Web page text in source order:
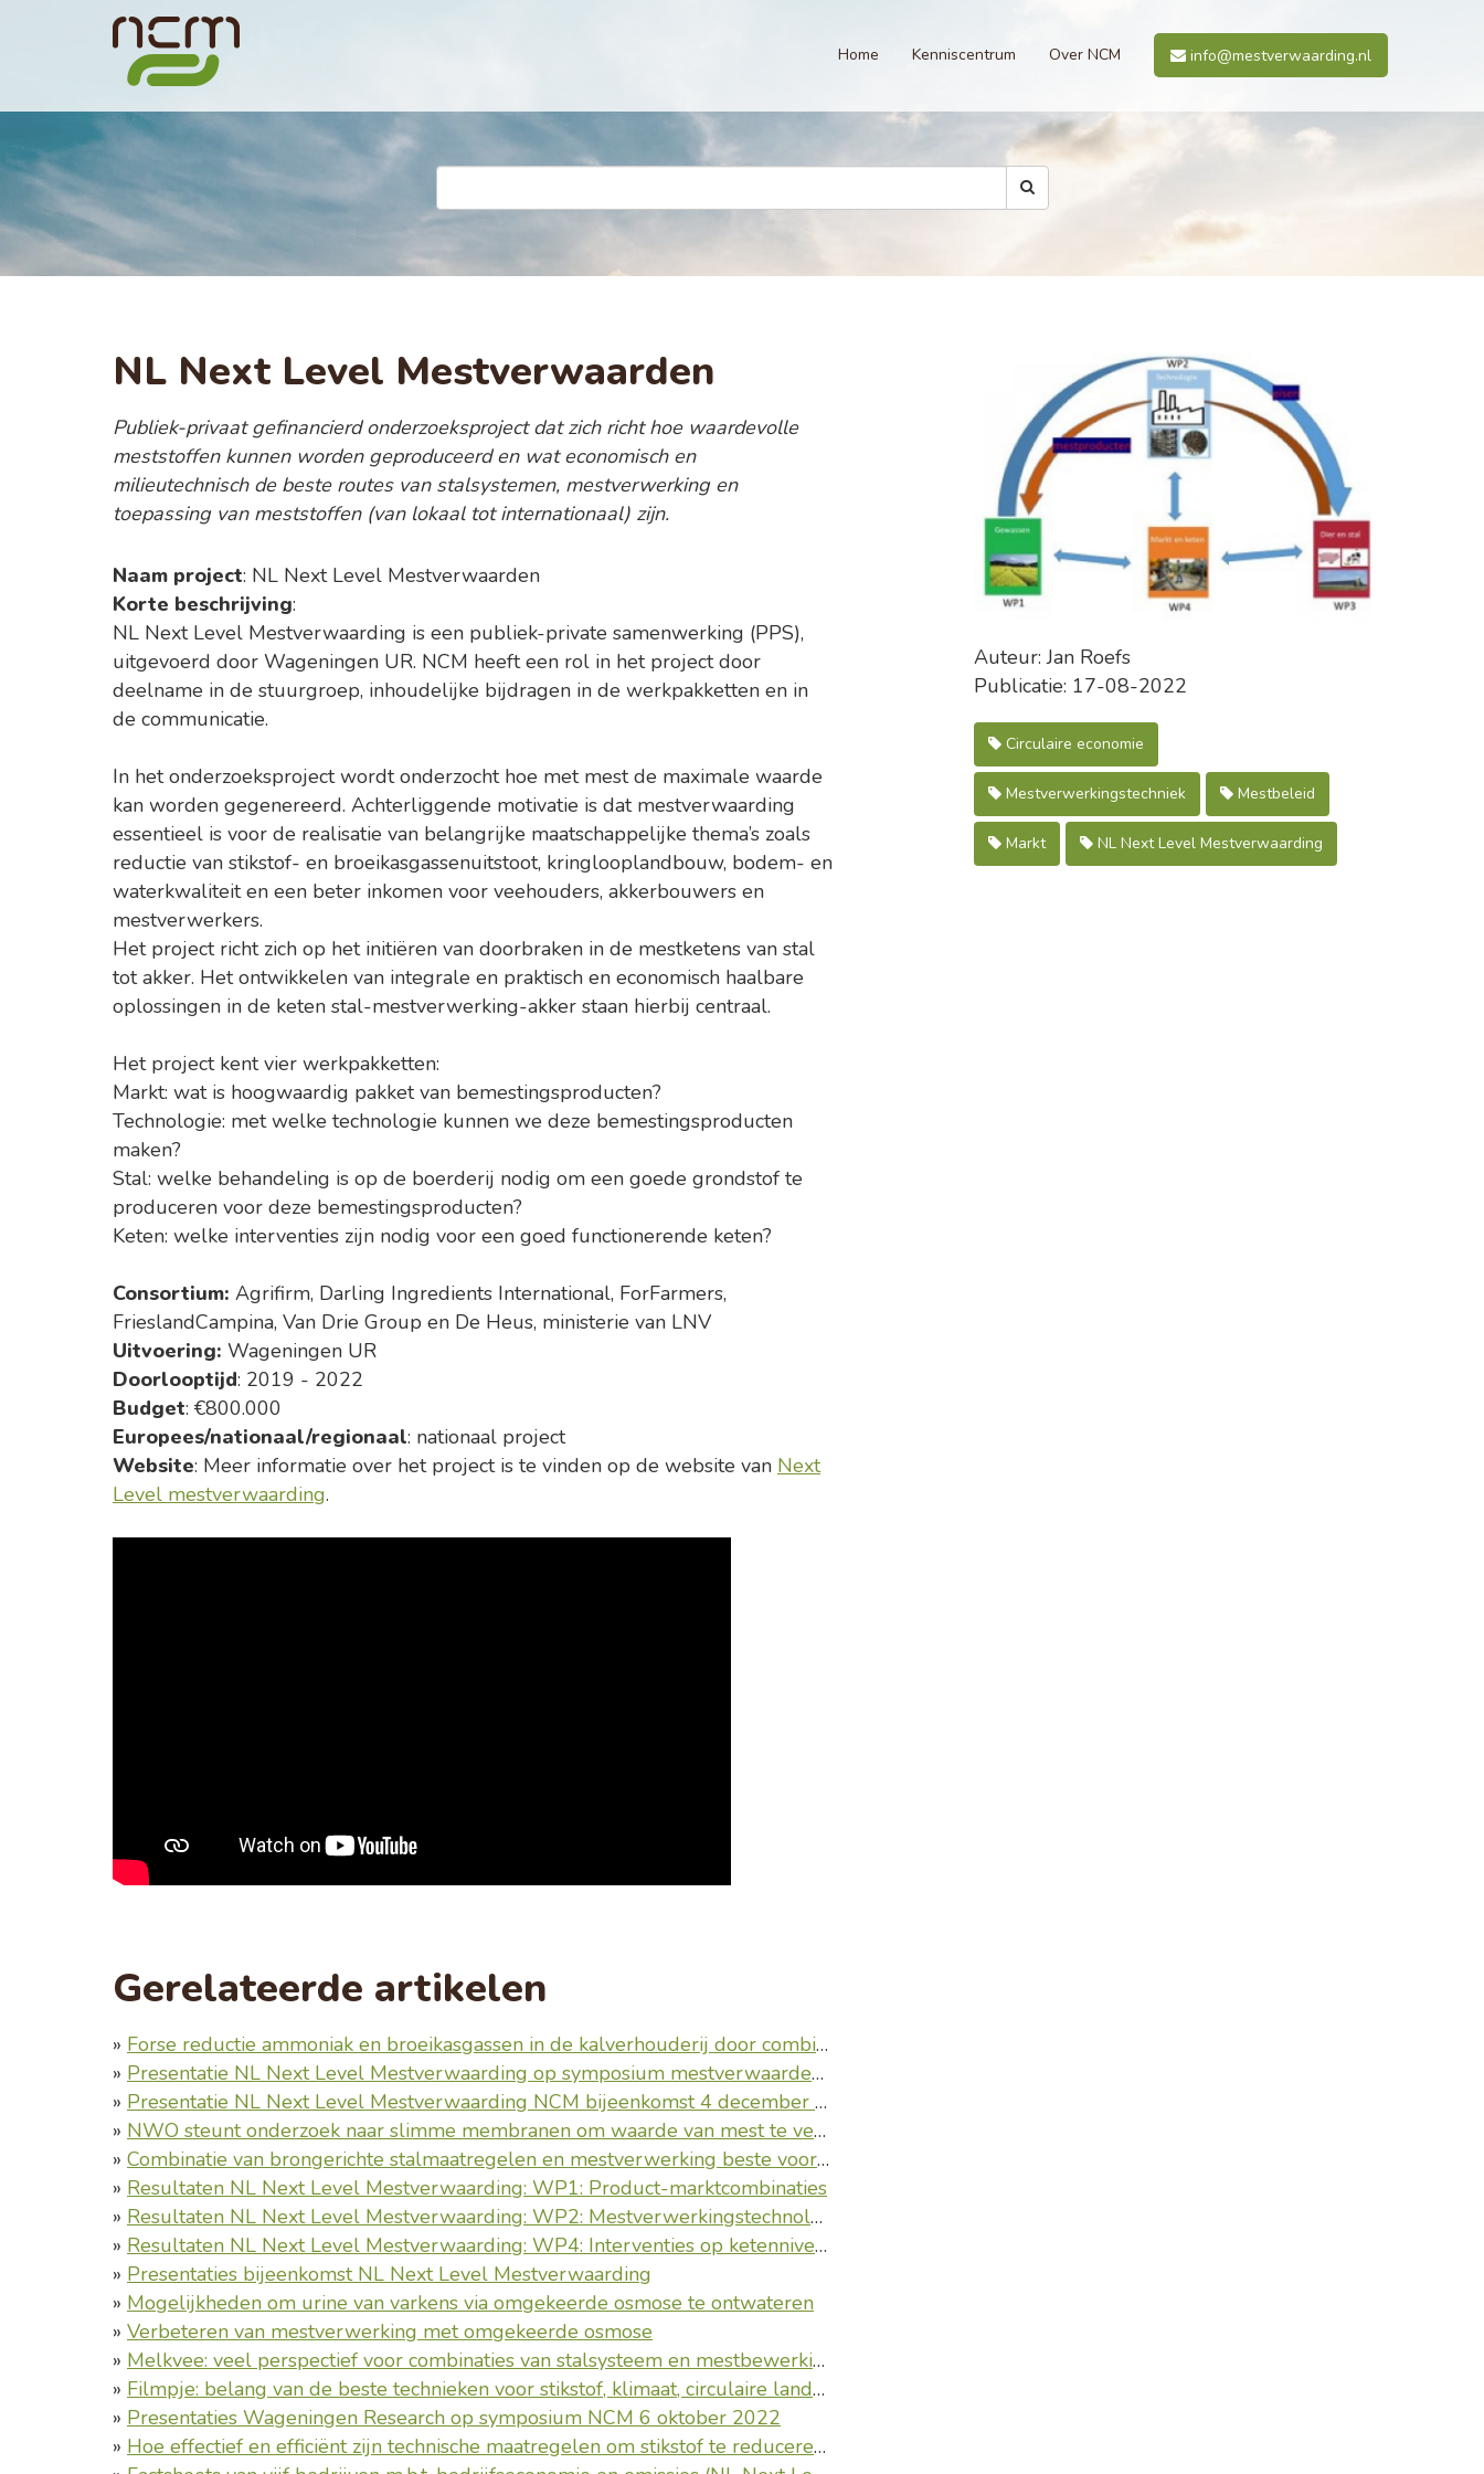
Home Kenniscentrum Over NCM info@mestverwaarding.nl
NL Next Level Mestverwaarden
Publiek-privaat gefinancierd onderzoeksproject dat zich richt hoe waardevolle
meststoffen kunnen worden geproduceerd en wat economisch en
milieutechnisch de beste routes van stalsystemen, mestverwerking en
toepassing van meststoffen (van lokaal tot internationaal) zijn.
Naam project: NL Next Level Mestverwaarden
Korte beschrijving:
NL Next Level Mestverwaarding is een publiek-private samenwerking (PPS),
uitgevoerd door Wageningen UR. NCM heeft een rol in het project door
deelname in de stuurgroep, inhoudelijke bijdragen in de werkpakketten en in
de communicatie.
In het onderzoeksproject wordt onderzocht hoe met mest de maximale waarde
kan worden gegenereerd. Achterliggende motivatie is dat mestverwaarding
essentieel is voor de realisatie van belangrijke maatschappelijke thema’s zoals
reductie van stikstof- en broeikasgassenuitstoot, kringlooplandbouw, bodem- en
waterkwaliteit en een beter inkomen voor veehouders, akkerbouwers en
mestverwerkers.
Het project richt zich op het initiëren van doorbraken in de mestketens van stal
tot akker. Het ontwikkelen van integrale en praktisch en economisch haalbare
oplossingen in de keten stal-mestverwerking-akker staan hierbij centraal.
Het project kent vier werkpakketten:
Markt: wat is hoogwaardig pakket van bemestingsproducten?
Technologie: met welke technologie kunnen we deze bemestingsproducten
maken?
Stal: welke behandeling is op de boerderij nodig om een goede grondstof te
produceren voor deze bemestingsproducten?
Keten: welke interventies zijn nodig voor een goed functionerende keten?
Consortium: Agrifirm, Darling Ingredients International, ForFarmers,
FrieslandCampina, Van Drie Group en De Heus, ministerie van LNV
Uitvoering: Wageningen UR
Doorlooptijd: 2019 - 2022
Budget: €800.000
Europees/nationaal/regionaal: nationaal project
Website: Meer informatie over het project is te vinden op de website van Next
Level mestverwaarding.
Gerelateerde artikelen
» Forse reductie ammoniak en broeikasgassen in de kalverhouderij door combinatie dagontmesting en mestverwerking
» Presentatie NL Next Level Mestverwaarding op symposium mestverwaarden op 25 oktober 2019
» Presentatie NL Next Level Mestverwaarding NCM bijeenkomst 4 december 2018
» NWO steunt onderzoek naar slimme membranen om waarde van mest te vergroten
» Combinatie van brongerichte stalmaatregelen en mestverwerking beste voor milieu en portemonnee
» Resultaten NL Next Level Mestverwaarding: WP1: Product-marktcombinaties
» Resultaten NL Next Level Mestverwaarding: WP2: Mestverwerkingstechnologie
» Resultaten NL Next Level Mestverwaarding: WP4: Interventies op ketenniveau
» Presentaties bijeenkomst NL Next Level Mestverwaarding
» Mogelijkheden om urine van varkens via omgekeerde osmose te ontwateren
» Verbeteren van mestverwerking met omgekeerde osmose
» Melkvee: veel perspectief voor combinaties van stalsysteem en mestbewerking voor lagere emissies (NL Next Level Mestverwaarding)
» Filmpje: belang van de beste technieken voor stikstof, klimaat, circulaire landbouw en economie
» Presentaties Wageningen Research op symposium NCM 6 oktober 2022
» Hoe effectief en efficiënt zijn technische maatregelen om stikstof te reduceren (NL Next Level Mestverwaarding)?
Auteur: Jan Roefs
Publicatie: 17-08-2022
Circulaire economie
Mestverwerkingstechniek Mestbeleid
Markt NL Next Level Mestverwaarding